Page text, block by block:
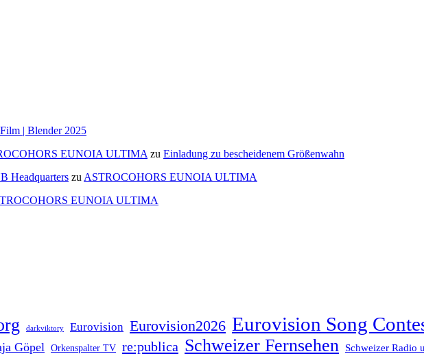
| Blender 2025
EUNOIA ULTIMA zu Einladung zu bescheidenem Größenwahn
Headquarters zu ASTROCOHORS EUNOIA ULTIMA
EUNOIA ULTIMA
darkviktory Eurovision Eurovision2026 Eurovision Song
Göpel Orkenspalter TV re:publica Schweizer Fernsehen Schweizer Radio